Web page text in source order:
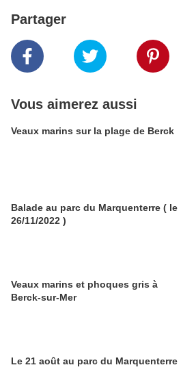
Partager
Vous aimerez aussi
Veaux marins sur la plage de Berck
Balade au parc du Marquenterre ( le
26/11/2022 )
Veaux marins et phoques gris à
Berck-sur-Mer
Le 21 août au parc du Marquenterre